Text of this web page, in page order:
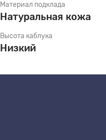
Материал подклада
Натуральная кожа
Высота каблука
Низкий